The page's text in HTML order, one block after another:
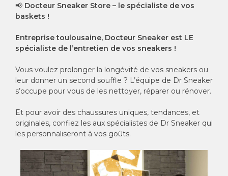
📢 Docteur Sneaker Store – le spécialiste de vos
baskets !
Entreprise toulousaine, Docteur Sneaker est LE
spécialiste de l’entretien de vos sneakers !
Vous voulez prolonger la longévité de vos sneakers ou
leur donner un second souffle ? L’équipe de Dr Sneaker
s’occupe pour vous de les nettoyer, réparer ou rénover.
Et pour avoir des chaussures uniques, tendances, et
originales, confiez les aux spécialistes de Dr Sneaker qui
les personnaliseront à vos goûts.